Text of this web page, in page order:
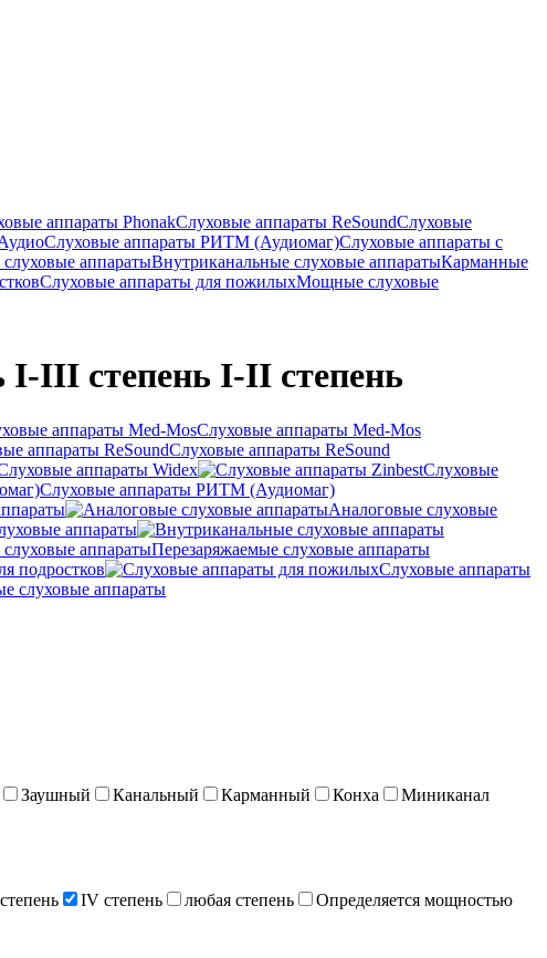
аппараты PhonakСлуховые аппараты ReSoundСлуховые
Слуховые аппараты РИТМ (Аудиомаг)Слуховые аппараты с
аппаратыВнутриканальные слуховые аппаратыКарманные
Слуховые аппараты для пожилыхМощные слуховые
III степень I-II степень
Слуховые аппараты Med-Mos
Слуховые аппараты ReSound
аппараты Widex
Слуховые
Слуховые аппараты РИТМ (Аудиомаг)
Аналоговые слуховые
аппараты
Перезаряжаемые слуховые аппараты
подростков
Слуховые аппараты
слуховые аппараты
Заушный Канальный Карманный Конха
Миниканал
IV степень любая степень
Определяется мощностью